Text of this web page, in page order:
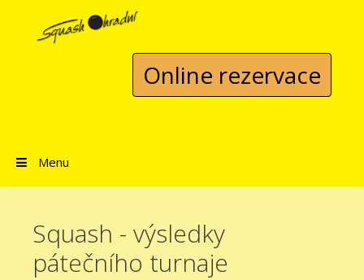
Přeskočit na obsah
Online rezervace
Menu
Squash - výsledky
pátečního turnaje